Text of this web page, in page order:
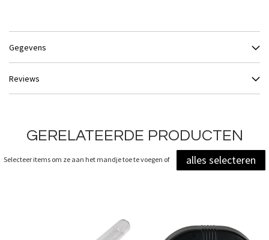
Gegevens
Reviews
GERELATEERDE PRODUCTEN
Selecteer items om ze aan het mandje toe te voegen of alles selecteren